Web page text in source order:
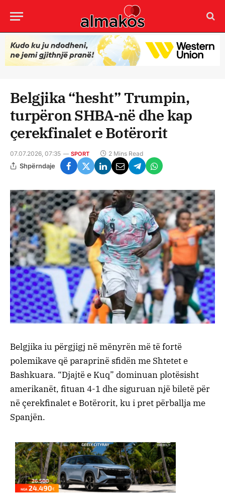
Belgjika “hesht” Trumpin,
turpëron SHBA-në dhe kap
çerekfinalet e Botërorit
07.07.2026, 07:35 SPORT 2 Mins Read
Shpërndaje
Belgjika iu përgjigj në mënyrën më të fortë
polemikave që paraprinë sfidën me Shtetet e
Bashkuara. “Djajtë e Kuq” dominuan plotësisht
amerikanët, fituan 4-1 dhe siguruan një biletë për
në çerekfinalet e Botërorit, ku i pret përballja me
Spanjën.